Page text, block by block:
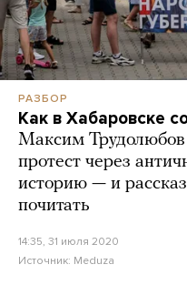
РАЗБОР
Как в Хабаровске
Максим Трудолюбов
протест через
историю — и
почитать
14:35, 31 июля 2020
Источник: Meduza